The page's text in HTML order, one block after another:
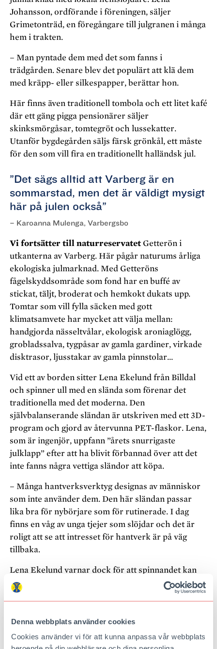
Denna webbplats använder cookies
Cookies använder vi för att kunna anpassa vår webbplats
Johansson, ordförande i föreningen, säljer
Grimetonträd, en föregångare till julgranen i många
hem i trakten.
– Man pyntade dem med det som fanns i
trädgården. Senare blev det populärt att klä dem
med kräpp- eller silkespapper, berättar hon.
Här finns även traditionell tombola och ett litet kafé
där ett gäng pigga pensionärer säljer
skinksmörgåsar, tomtegröt och lussekatter.
Utanför bygdegården säljs färsk grönkål, ett måste
för den som vill fira en traditionellt halländsk jul.
”Det sägs alltid att Varberg är en
sommarstad, men det är väldigt mysigt
här på julen också”
– Karoanna Mulenga, Varbergsbo
Vi fortsätter till naturreservatet Getterön i
utkanterna av Varberg. Här pågår naturums årliga
ekologiska julmarknad. Med Getteröns
fågelskyddsområde som fond har en buffé av
stickat, täljt, broderat och hemkokt dukats upp.
Tomtar som vill fylla säcken med gott
klimatsamvete har mycket att välja mellan:
handgjorda nässeltvålar, ekologisk aroniaglögg,
grobladssalva, tygpåsar av gamla gardiner, virkade
disktrasor, ljusstakar av gamla pinnstolar…
Vid ett av borden sitter Lena Ekelund från Billdal
och spinner ull med en slända som förenar det
traditionella med det moderna. Den
självbalanserande sländan är utskriven med ett 3D-
program och gjord av återvunna PET-flaskor. Lena,
som är ingenjör, uppfann ”årets snurrigaste
julklapp” efter att ha blivit förbannad över att det
inte fanns några vettiga sländor att köpa.
– Många hantverksverktyg designas av människor
som inte använder dem. Den här sländan passar
lika bra för nybörjare som för rutinerade. I dag
finns en våg av unga tjejer som slöjdar och det är
roligt att se att intresset för hantverk är på väg
tillbaka.
Lena Ekelund varnar dock för att spinnandet kan
vara vanebildande. Hon blickar menande mot
bordsgrannen Ann-Sofie Ericsson som har fått låna
garn.
– Det är lätt att fastna i träsket. Men det finns